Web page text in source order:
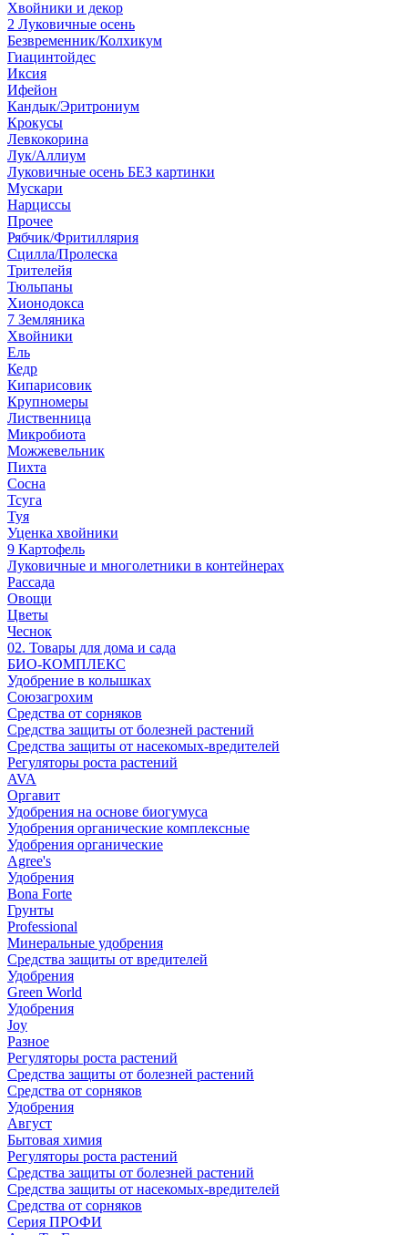
Хвойники и декор
2 Луковичные осень
Безвременник/Колхикум
Гиацинтойдес
Иксия
Ифейон
Кандык/Эритрониум
Крокусы
Левкокорина
Лук/Аллиум
Луковичные осень БЕЗ картинки
Мускари
Нарциссы
Прочее
Рябчик/Фритиллярия
Сцилла/Пролеска
Трителейя
Тюльпаны
Хионодокса
7 Земляника
Хвойники
Ель
Кедр
Кипарисовик
Крупномеры
Лиственница
Микробиота
Можжевельник
Пихта
Сосна
Тсуга
Туя
Уценка хвойники
9 Картофель
Луковичные и многолетники в контейнерах
Рассада
Овощи
Цветы
Чеснок
02. Товары для дома и сада
БИО-КОМПЛЕКС
Удобрение в колышках
Союзагрохим
Средства от сорняков
Средства защиты от болезней растений
Средства защиты от насекомых-вредителей
Регуляторы роста растений
AVA
Оргавит
Удобрения на основе биогумуса
Удобрения органические комплексные
Удобрения органические
Agree's
Удобрения
Bona Forte
Грунты
Professional
Минеральные удобрения
Средства защиты от вредителей
Удобрения
Green World
Удобрения
Joy
Разное
Регуляторы роста растений
Средства защиты от болезней растений
Средства от сорняков
Удобрения
Август
Бытовая химия
Регуляторы роста растений
Средства защиты от болезней растений
Средства защиты от насекомых-вредителей
Средства от сорняков
Серия ПРОФИ